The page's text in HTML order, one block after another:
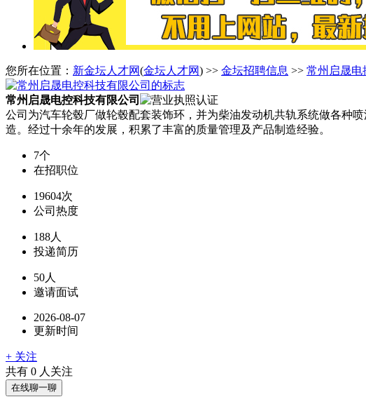
您所在位置： 新金坛人才网(金坛人才网) >> 金坛招聘信息 >> 常州启晟电
常州启晟电控科技有限公司
公司为汽车轮毂厂做轮毂配套装饰环，并为柴油发动机共轨系统做各种
造。经过十余年的发展，积累了丰富的质量管理及产品制造经验。
7个
在招职位
19604次
公司热度
188人
投递简历
50人
邀请面试
2026-08-07
更新时间
+ 关注
共有 0 人关注
在线聊一聊